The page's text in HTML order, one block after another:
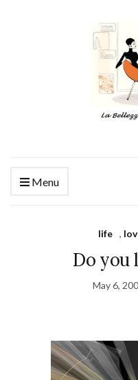
Menu
life ,
Do you
May 6,